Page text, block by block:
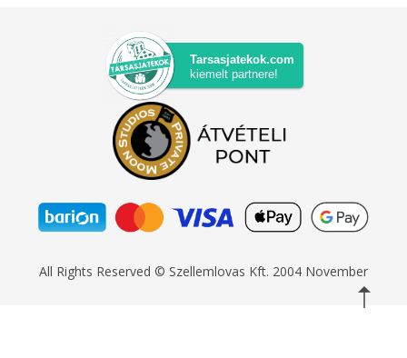
Tarsasjatekok.com
kiemelt partnere!
All Rights Reserved © Szellemlovas Kft. 2004 November